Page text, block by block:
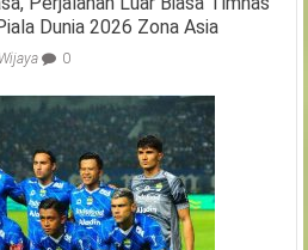
Dunia 2026 Zona Asia
0